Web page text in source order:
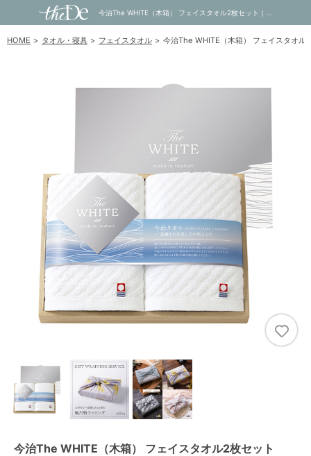
HOME タオル・寝具 フェイスタオル 今治The WHITE（木箱） フェイスタオル
今治The WHITE（木箱） フェイスタオル2枚セット